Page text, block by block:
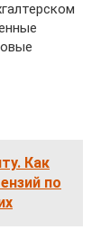
Как
по